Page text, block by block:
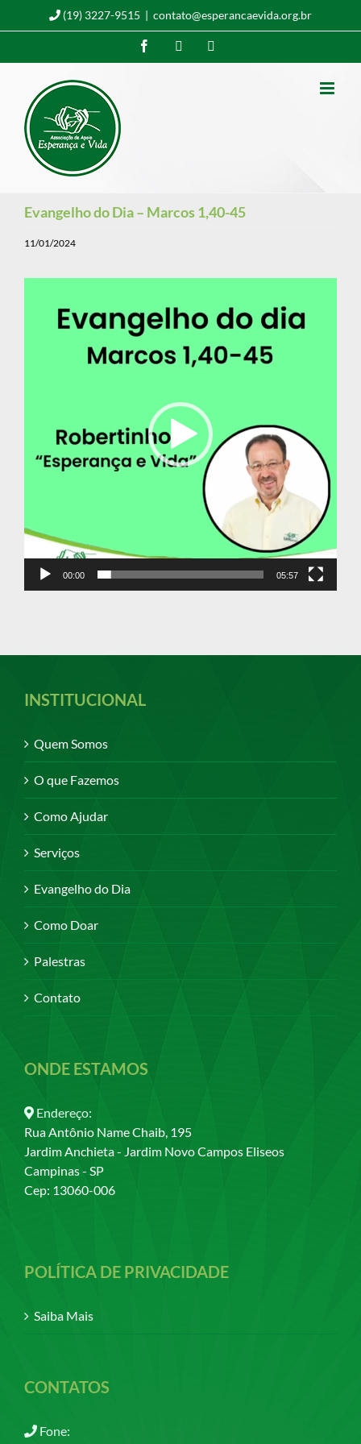
para
conteúdo
(19) 3227-9515 | contato@esperancaevida.org.br
FacebookInstagram
Evangelho do Dia – Marcos 1,40-45
11/01/2024
00:00 05:57
INSTITUCIONAL
Quem Somos
O que Fazemos
Como Ajudar
Serviços
Evangelho do Dia
Como Doar
Palestras
Contato
ONDE ESTAMOS
Endereço:
Rua Antônio Name Chaib, 195
Jardim Anchieta - Jardim Novo Campos Eliseos
Campinas - SP
Cep: 13060-006
POLÍTICA DE PRIVACIDADE
Saiba Mais
CONTATOS
Fone: